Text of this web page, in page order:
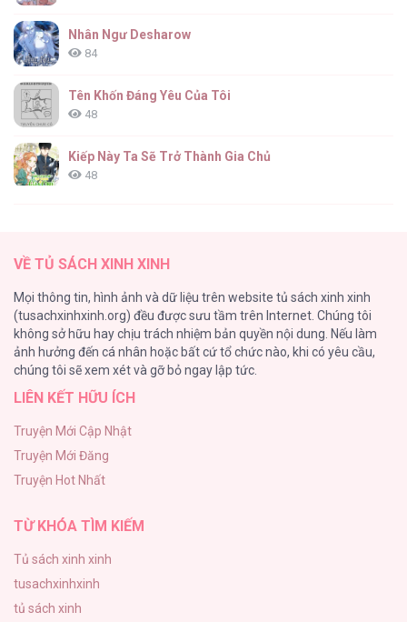
Nhân Ngư Desharow
84
Tên Khốn Đáng Yêu Của Tôi
48
Kiếp Này Ta Sẽ Trở Thành Gia Chủ
48
44
Cash Or Credit
44
BÌNH MINH CHIA CẮT BÓNG ĐÊM
ONESHOT CHỊCH VỒN CHỊCH VÃ
31
VỀ TỦ SÁCH XINH XINH
Mọi thông tin, hình ảnh và dữ liệu trên website tủ sách xinh xinh
(tusachxinhxinh.org) đều được sưu tầm trên Internet. Chúng tôi
không sở hữu hay chịu trách nhiệm bản quyền nội dung. Nếu làm
ảnh hưởng đến cá nhân hoặc bất cứ tổ chức nào, khi có yêu cầu,
chúng tôi sẽ xem xét và gỡ bỏ ngay lập tức.
LIÊN KẾT HỮU ÍCH
Truyện Mới Cập Nhật
Truyện Mới Đăng
Truyện Hot Nhất
TỪ KHÓA TÌM KIẾM
Tủ sách xinh xinh
tusachxinhxinh
tủ sách xinh